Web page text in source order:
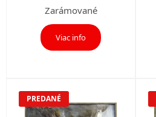
Zarámované
Viac info
PREDANÉ